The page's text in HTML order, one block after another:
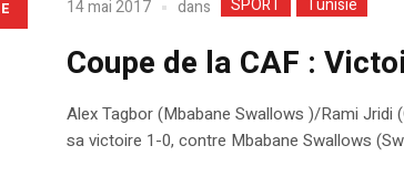
14 mai 2017 dans SPORT Tunisie
Coupe de la CAF :
Alex Tagbor (Mbabane Swallows )/Rami Jridi
sa victoire 1-0, contre Mbabane Swallows